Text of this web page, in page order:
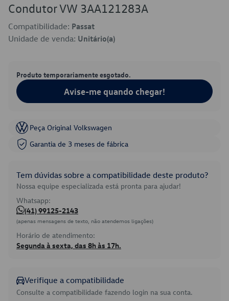
Condutor VW 3AA121283A
Compatibilidade: Passat
Unidade de venda: Unitário(a)
Produto temporariamente esgotado.
Avise-me quando chegar!
Peça Original Volkswagen
Garantia de 3 meses de fábrica
Tem dúvidas sobre a compatibilidade deste produto?
Nossa equipe especializada está pronta para ajudar!
Whatsapp:
(41) 99125-2143
(apenas mensagens de texto, não atendemos ligações)
Horário de atendimento:
Segunda à sexta, das 8h às 17h.
Verifique a compatibilidade
Consulte a compatibilidade fazendo login na sua conta.